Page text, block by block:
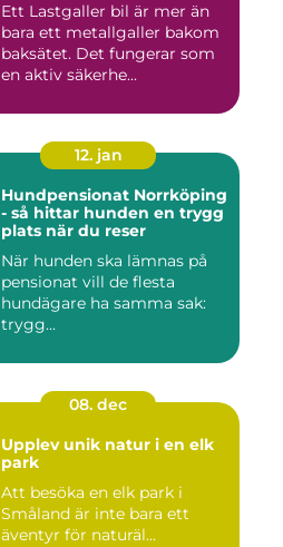
Ett Lastgaller bil är mer än
bara ett metallgaller bakom
baksätet. Det fungerar som
en aktiv säkerhe...
12. jan
Hundpensionat Norrköping
- så hittar hunden en trygg
plats när du reser
När hunden ska lämnas på
pensionat vill de flesta
hundägare ha samma sak:
trygg...
08. dec
Upplev unik natur i en elk
park
Att besöka en elk park i
Småland är inte bara ett
äventyr för naturäl...